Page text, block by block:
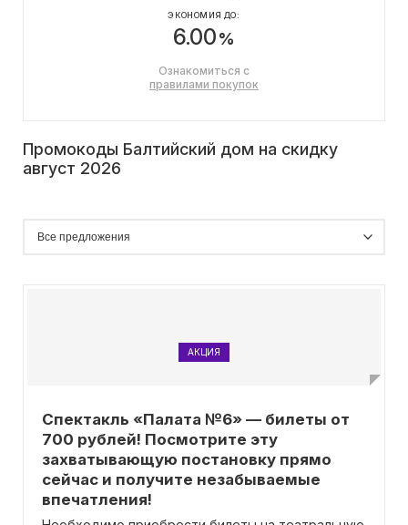
ЭКОНОМИЯ ДО:
6.00%
Ознакомиться с
правилами покупок
Промокоды Балтийский дом на скидку
август 2026
АКЦИЯ
Спектакль «Палата №6» — билеты от
700 рублей! Посмотрите эту
захватывающую постановку прямо
сейчас и получите незабываемые
впечатления!